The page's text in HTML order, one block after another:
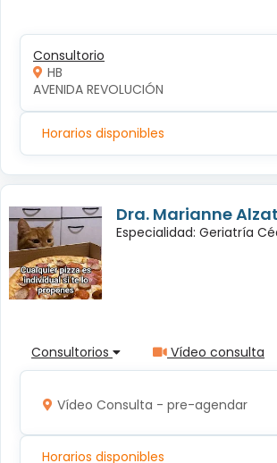
Consultorio
HB
AVENIDA REVOLUCIÓN
Horarios disponibles
Dra. Marianne
Especialidad: Geriatría
Consultorios Vídeo consulta
Vídeo Consulta - pre-agendar
Horarios disponibles